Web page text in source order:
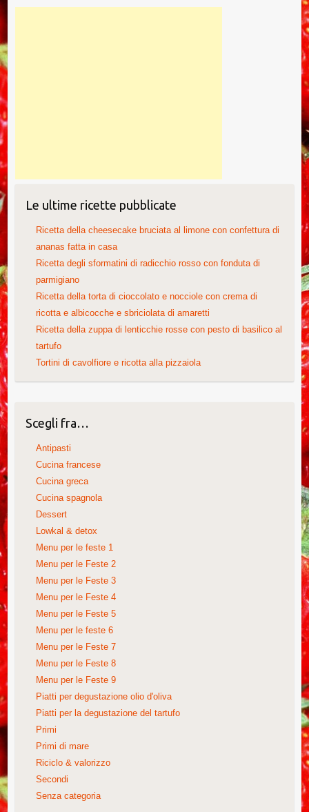
Le ultime ricette pubblicate
Ricetta della cheesecake bruciata al limone con confettura di
ananas fatta in casa
Ricetta degli sformatini di radicchio rosso con fonduta di
parmigiano
Ricetta della torta di cioccolato e nocciole con crema di
ricotta e albicocche e sbriciolata di amaretti
Ricetta della zuppa di lenticchie rosse con pesto di basilico al
tartufo
Tortini di cavolfiore e ricotta alla pizzaiola
Scegli fra…
Antipasti
Cucina francese
Cucina greca
Cucina spagnola
Dessert
Lowkal & detox
Menu per le feste 1
Menu per le Feste 2
Menu per le Feste 3
Menu per le Feste 4
Menu per le Feste 5
Menu per le feste 6
Menu per le Feste 7
Menu per le Feste 8
Menu per le Feste 9
Piatti per degustazione olio d'oliva
Piatti per la degustazione del tartufo
Primi
Primi di mare
Riciclo & valorizzo
Secondi
Senza categoria